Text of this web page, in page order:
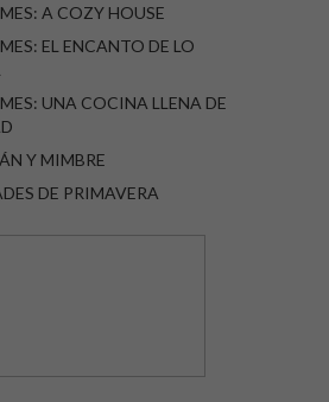
A COZY HOUSE
EL ENCANTO DE LO
UNA COCINA LLENA DE
Y MIMBRE
DE PRIMAVERA